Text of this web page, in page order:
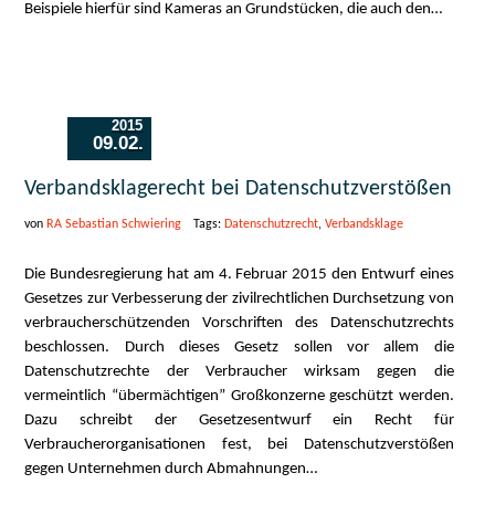
Beispiele hierfür sind Kameras an Grundstücken, die auch den…
2015
09.02.
Verbandsklagerecht bei Datenschutzverstößen
von RA Sebastian Schwiering Tags: Datenschutzrecht,Verbandsklage
Die Bundesregierung hat am 4. Februar 2015 den Entwurf eines
Gesetzes zur Verbesserung der zivilrechtlichen Durchsetzung von
verbraucherschützenden Vorschriften des Datenschutzrechts
beschlossen. Durch dieses Gesetz sollen vor allem die
Datenschutzrechte der Verbraucher wirksam gegen die
vermeintlich “übermächtigen” Großkonzerne geschützt werden.
Dazu schreibt der Gesetzesentwurf ein Recht für
Verbraucherorganisationen fest, bei Datenschutzverstößen
gegen Unternehmen durch Abmahnungen…